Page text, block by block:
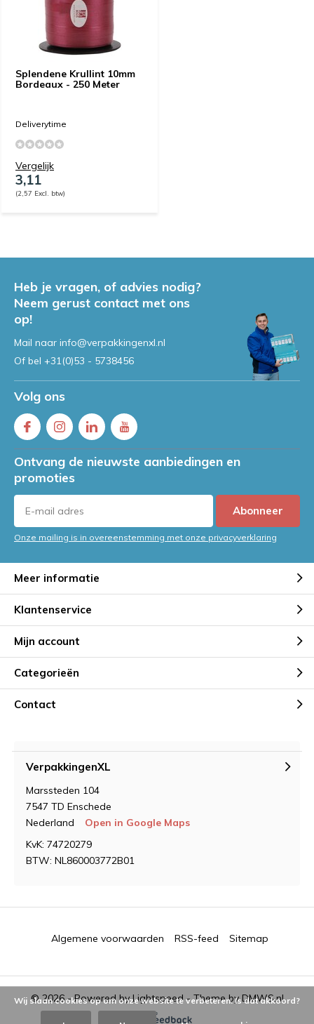
Splendene Krullint 10mm
Bordeaux - 250 Meter
Deliverytime
Vergelijk
3,11
(2,57 Excl. btw)
Heb je vragen, of advies nodig?
Neem gerust contact met ons
op!
Mail naar info@verpakkingenxl.nl
Of bel +31(0)53 - 5738456
Volg ons
Ontvang de nieuwste aanbiedingen en
promoties
Abonneer
Onze mailing is in overeenstemming met onze privacyverklaring
Meer informatie
Klantenservice
Mijn account
Categorieën
Contact
VerpakkingenXL
Marssteden 104
7547 TD Enschede
Nederland
Open in Google Maps
KvK: 74720279
BTW: NL860003772B01
© 2026 - Powered byLightspeed- Theme byDMWS.nl
Algemene voorwaarden RSS-feed Sitemap
Wij slaan cookies op om onze website te verbeteren. Is dat akkoord?